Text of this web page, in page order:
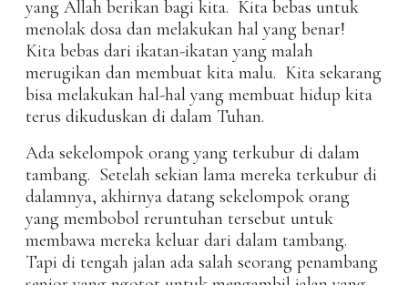
yang Allah berikan bagi kita. Kita bebas untuk
menolak dosa dan melakukan hal yang benar!
Kita bebas dari ikatan-ikatan yang malah
merugikan dan membuat kita malu. Kita sekarang
bisa melakukan hal-hal yang membuat hidup kita
terus dikuduskan di dalam Tuhan.
Ada sekelompok orang yang terkubur di dalam
tambang. Setelah sekian lama mereka terkubur di
dalamnya, akhirnya datang sekelompok orang
yang membobol reruntuhan tersebut untuk
membawa mereka keluar dari dalam tambang.
Tapi di tengah jalan ada salah seorang penambang